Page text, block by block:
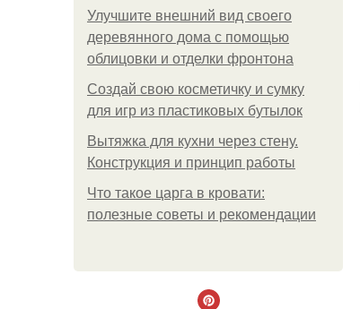
Улучшите внешний вид своего
деревянного дома с помощью
облицовки и отделки фронтона
Создай свою косметичку и сумку
для игр из пластиковых бутылок
Вытяжка для кухни через стену.
Конструкция и принцип работы
Что такое царга в кровати:
полезные советы и рекомендации